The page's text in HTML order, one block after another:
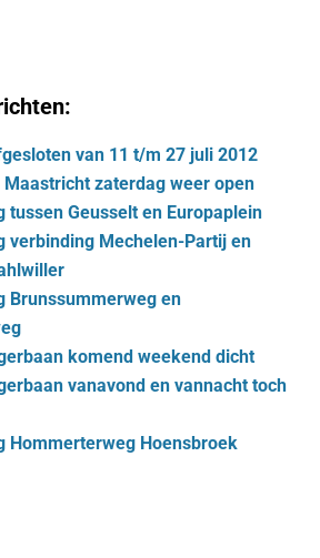
van 11 t/m 27 juli 2012
zaterdag weer open
tussen Geusselt en Europaplein
verbinding Mechelen-Partij en
Brunssummerweg en
komend weekend dicht
vanavond en vannacht toch
Hommerterweg Hoensbroek